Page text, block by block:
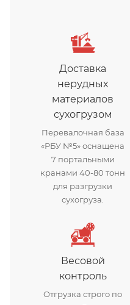
Доставка
нерудных
материалов
сухогрузом
Перевалочная база
«РБУ №5» оснащена
7 портальными
кранами 40-80 тонн
для разгрузки
сухогруза.
Весовой
контроль
Отгрузка строго по